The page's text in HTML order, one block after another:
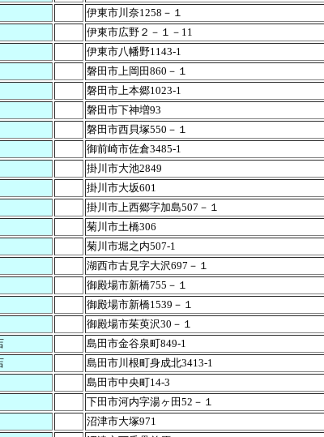
伊東市川奈1258－１
伊東市広野２－１－11
伊東市八幡野1143-1
磐田市上岡田860－１
磐田市上本郷1023-1
磐田市下神増93
磐田市西貝塚550－１
御前崎市佐倉3485-1
掛川市大池2849
掛川市大坂601
掛川市上西郷字加島507－１
菊川市土橋306
菊川市堀之内507-1
湖西市古見字大沢697－１
御殿場市新橋755－１
御殿場市新橋1539－１
御殿場市茱萸沢30－１
島田市金谷泉町849-1
島田市川根町身成北3413-1
島田市中央町14-3
下田市河内字湯ヶ田52－１
沼津市大塚971